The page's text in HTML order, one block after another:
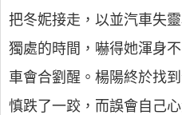
把冬妮接走，以並汽車失
獨處的時間，嚇得她渾身
車會合劉醒。楊陽終於找
慎跌了一跤，而誤會自己